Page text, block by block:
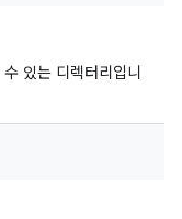
있는 디렉터리입니